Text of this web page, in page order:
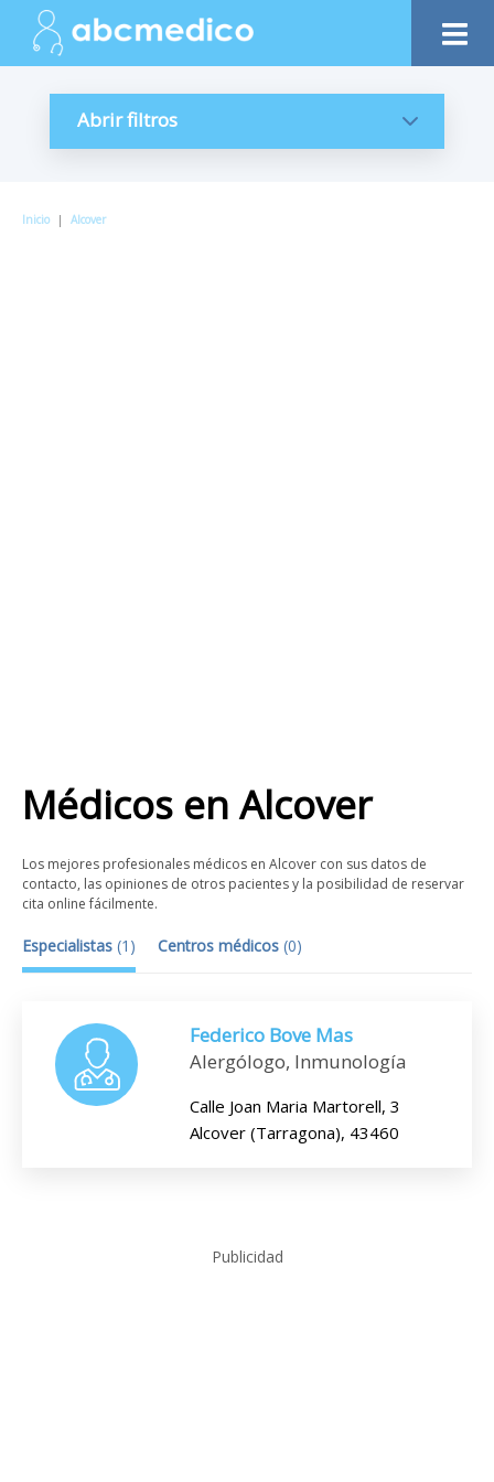
Abrir filtros
Inicio | Alcover
Médicos enAlcover
Los mejores profesionales médicos en Alcover con sus datos de
contacto, las opiniones de otros pacientes y la posibilidad de reservar
cita online fácilmente.
Especialistas (1 ) Centros médicos (0)
Federico Bove Mas
Alergólogo, Inmunología
Calle Joan Maria Martorell, 3
Alcover (Tarragona), 43460
Publicidad